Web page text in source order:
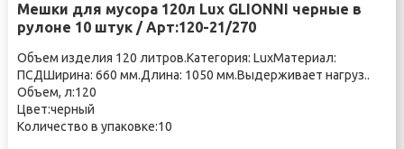
Мешки для мусора 120л Lux GLIONNI черные в
рулоне 10 штук / Арт:120-21/270
Объем изделия 120 литров.Категория: LuxМатериал:
ПСДШирина: 660 мм.Длина: 1050 мм.Выдерживает нагруз..
Объем, л:120
Цвет:черный
Количество в упаковке:10